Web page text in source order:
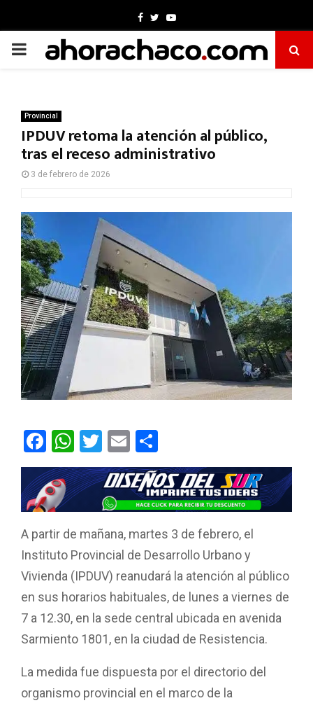
Facebook
TwitterYoutube
PRIMARY
Provincial
IPDUV retoma la atención al público,
tras el receso administrativo
3 de febrero de 2026
F
a
ce
b
o
o
k
W
h
at
s
A
p
p
T
wi
tt
er
E
m
ail
o
m
p
ar
tir
A partir de mañana, martes 3 de febrero, el
Instituto Provincial de Desarrollo Urbano y
Vivienda (IPDUV) reanudará la atención al público
en sus horarios habituales, de lunes a viernes de
7 a 12.30, en la sede central ubicada en avenida
Sarmiento 1801, en la ciudad de Resistencia.
La medida fue dispuesta por el directorio del
organismo provincial en el marco de la